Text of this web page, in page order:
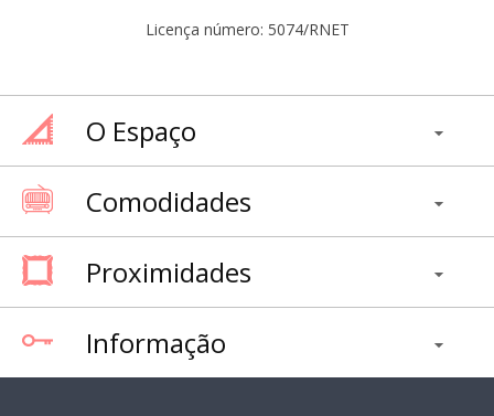
Licença número: 5074/RNET
O Espaço
Comodidades
Proximidades
Informação